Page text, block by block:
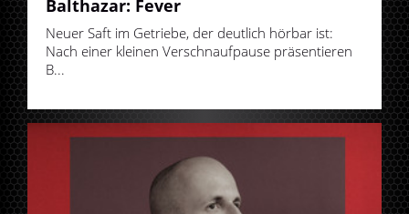
Balthazar: Fever
Neuer Saft im Getriebe, der deutlich hörbar ist:
Nach einer kleinen Verschnaufpause präsentieren
B...